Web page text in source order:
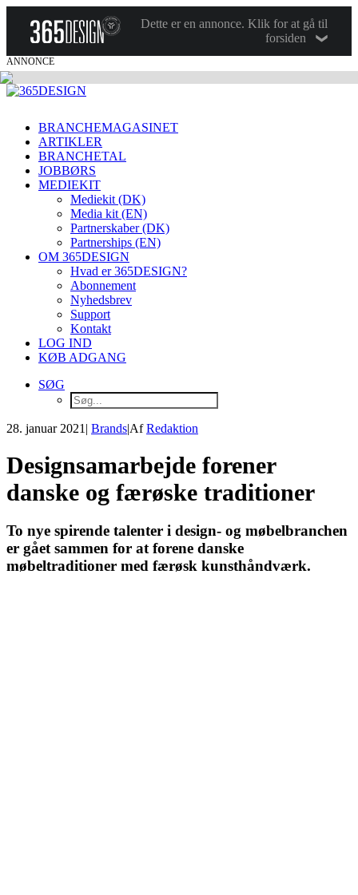
Dette er en annonce. Klik for at gå til
forsiden
ANNONCE
BRANCHEMAGASINET
ARTIKLER
BRANCHETAL
JOBBØRS
MEDIEKIT
Mediekit (DK)
Media kit (EN)
Partnerskaber (DK)
Partnerships (EN)
OM 365DESIGN
Hvad er 365DESIGN?
Abonnement
Nyhedsbrev
Support
Kontakt
LOG IND
KØB ADGANG
SØG
28. januar 2021 | Brands|AfRedaktion
Designsamarbejde forener
danske og færøske traditioner
To nye spirende talenter i design- og møbelbranchen
er gået sammen for at forene danske
møbeltraditioner med færøsk kunsthåndværk.